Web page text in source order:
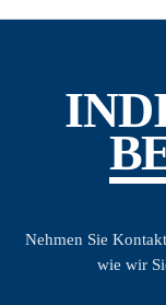
Nehmen Sie
wie wir